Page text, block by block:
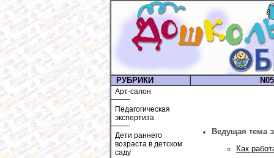
РУБРИКИ
Арт-салон
Педагогическая
экспертиза
Дети раннего
возраста в детском
саду
Ведущая тема
Как